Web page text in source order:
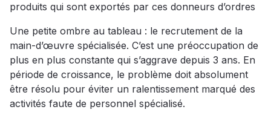
produits qui sont exportés par ces donneurs d’ordres
Une petite ombre au tableau : le recrutement de la
main-d’œuvre spécialisée. C’est une préoccupation de
plus en plus constante qui s’aggrave depuis 3 ans. En
période de croissance, le problème doit absolument
être résolu pour éviter un ralentissement marqué des
activités faute de personnel spécialisé.